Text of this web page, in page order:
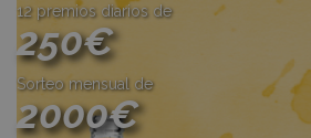
12 premios diarios de
250€
Sorteo mensual de
2000€